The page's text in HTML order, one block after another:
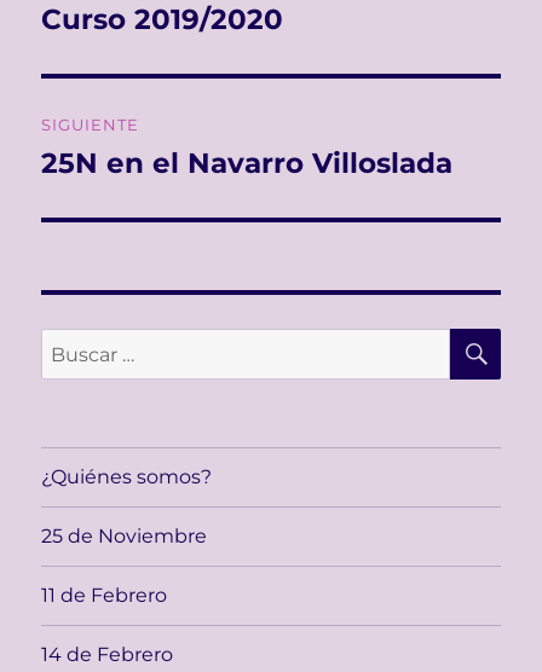
entradas
anterior:
Curso 2019/2020
SIGUIENTE
Entrada
25N en el Navarro Villoslada
Buscar
por:
¿Quiénes somos?
25 de Noviembre
11 de Febrero
14 de Febrero